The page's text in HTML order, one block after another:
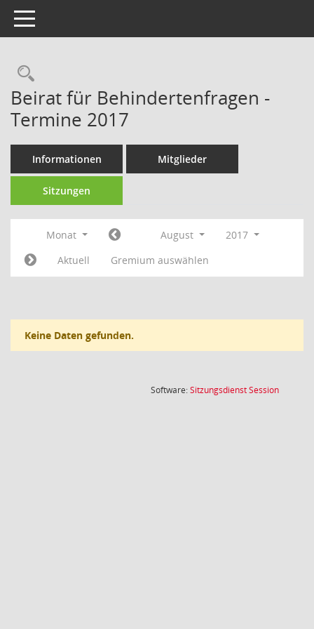
Toggle navigation
Rechercheauswahl
Beirat für Behindertenfragen -
Termine 2017
Informationen Mitglieder
Sitzungen
Monat August
2017
Aktuell
Gremium auswählen
Keine Daten gefunden.
Software:SitzungsdienstSession(Wird in